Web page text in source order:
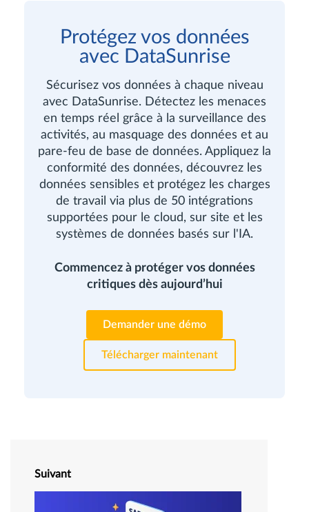
Protégez vos données
avec DataSunrise
Sécurisez vos données à chaque niveau
avec DataSunrise. Détectez les menaces
en temps réel grâce à la surveillance des
activités, au masquage des données et au
pare-feu de base de données. Appliquez la
conformité des données, découvrez les
données sensibles et protégez les charges
de travail via plus de 50 intégrations
supportées pour le cloud, sur site et les
systèmes de données basés sur l'IA.
Commencez à protéger vos données
critiques dès aujourd’hui
Demander une démo
Télécharger maintenant
Suivant